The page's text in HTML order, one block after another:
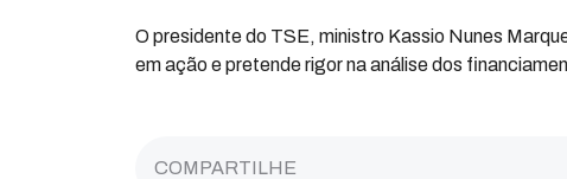
O presidente do TSE, ministro Kassio Nunes
em ação e pretende rigor na análise dos
COMPARTILHE